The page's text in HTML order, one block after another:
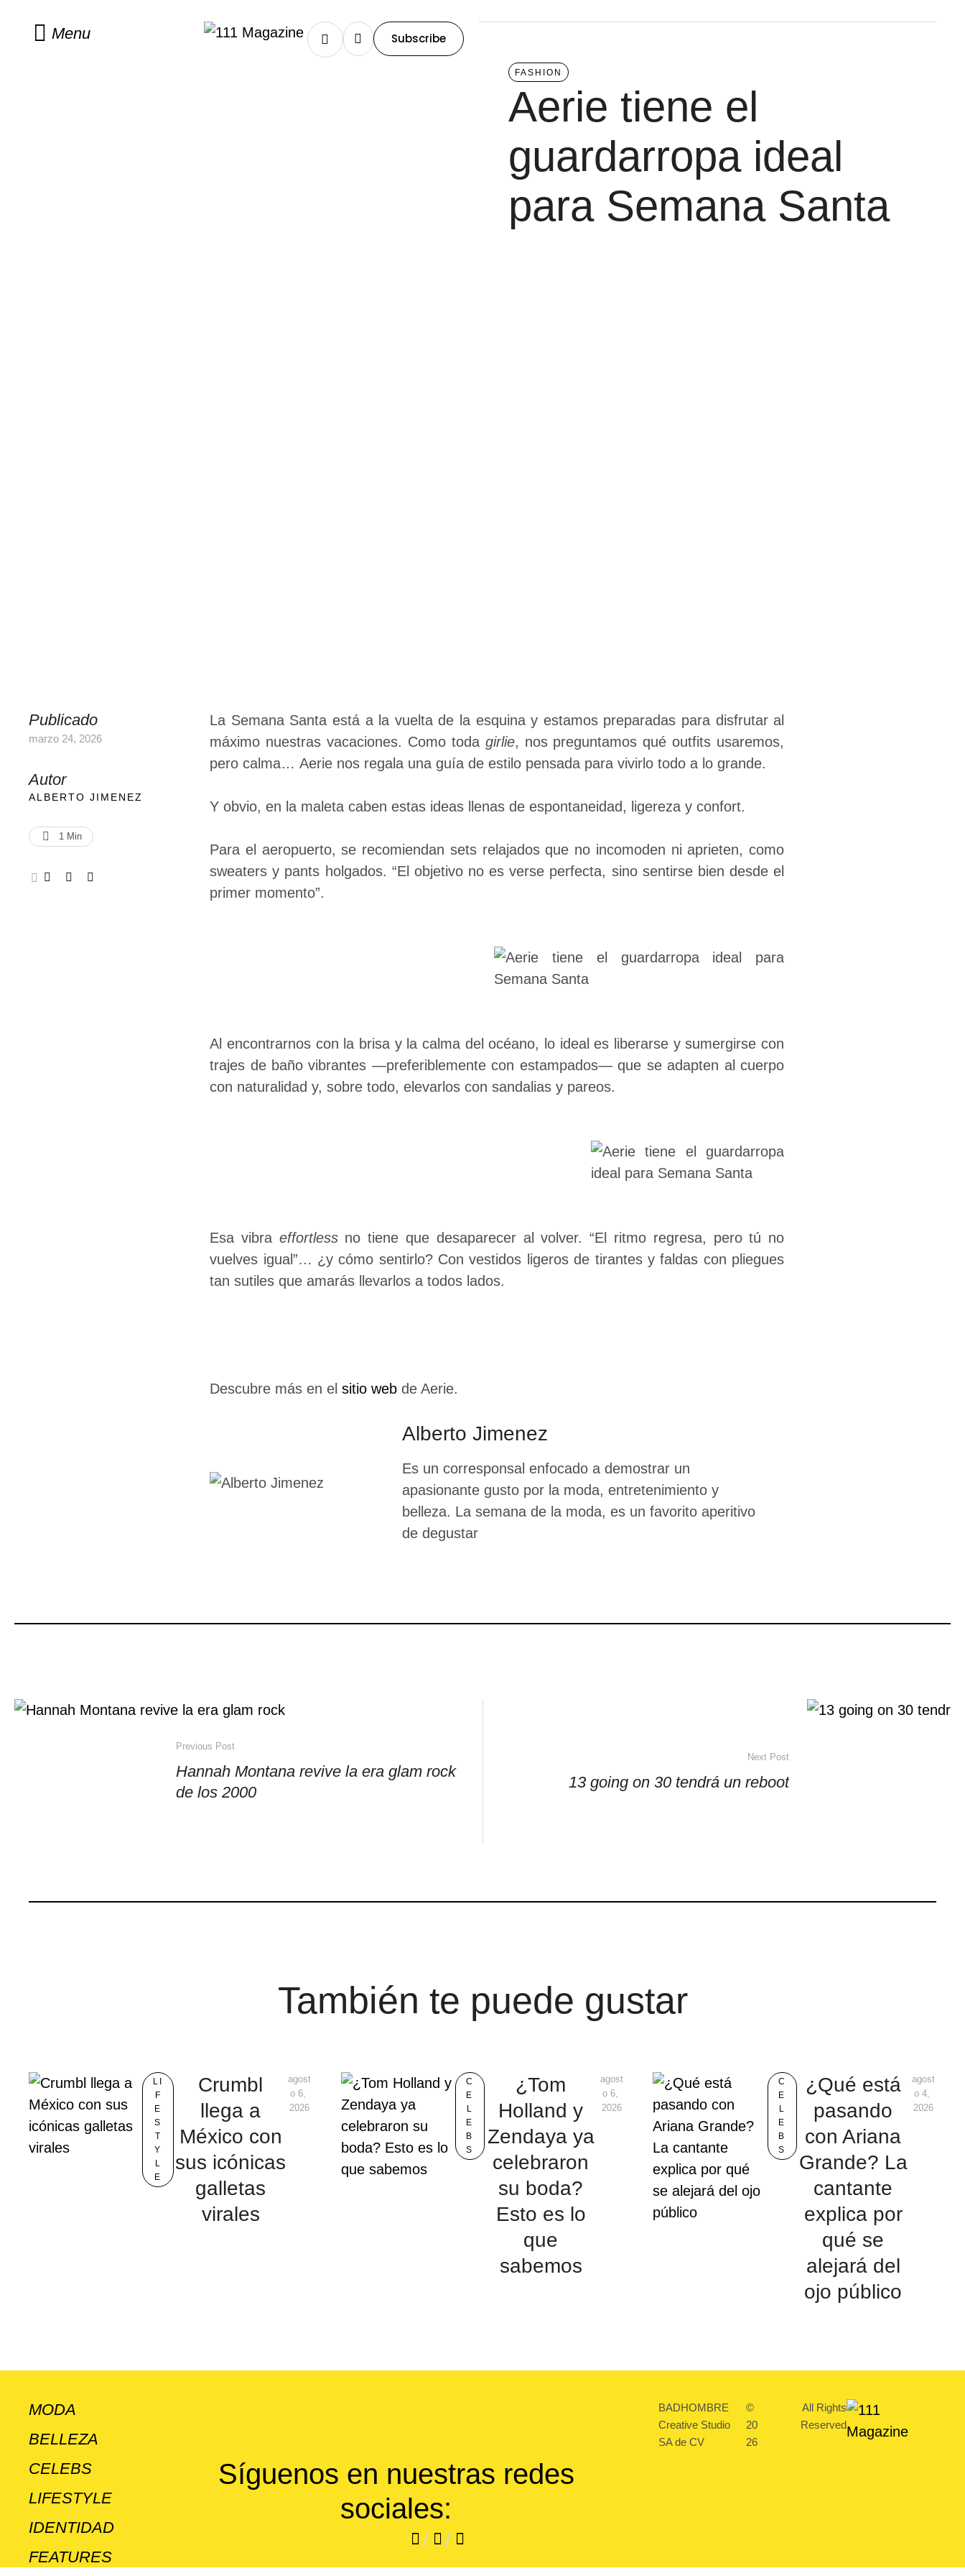
Menu Subscribe
FASHION
Aerie tiene el
guardarropa ideal
para Semana Santa
Publicado
marzo 24, 2026
Autor
ALBERTO JIMENEZ
1 Min
La Semana Santa está a la vuelta de la esquina y estamos preparadas para disfrutar al
máximo nuestras vacaciones. Como toda girlie, nos preguntamos qué outfits usaremos,
pero calma… Aerie nos regala una guía de estilo pensada para vivirlo todo a lo grande.
Y obvio, en la maleta caben estas ideas llenas de espontaneidad, ligereza y confort.
Para el aeropuerto, se recomiendan sets relajados que no incomoden ni aprieten, como
sweaters y pants holgados. “El objetivo no es verse perfecta, sino sentirse bien desde el
primer momento”.
Al encontrarnos con la brisa y la calma del océano, lo ideal es liberarse y sumergirse con
trajes de baño vibrantes —preferiblemente con estampados— que se adapten al cuerpo
con naturalidad y, sobre todo, elevarlos con sandalias y pareos.
Esa vibra effortlessno tiene que desaparecer al volver. “El ritmo regresa, pero tú no
vuelves igual”… ¿y cómo sentirlo? Con vestidos ligeros de tirantes y faldas con pliegues
tan sutiles que amarás llevarlos a todos lados.
Descubre más en el sitio webde Aerie.
Alberto Jimenez
Es un corresponsal enfocado a demostrar un
apasionante gusto por la moda, entretenimiento y
belleza. La semana de la moda, es un favorito aperitivo
de degustar
Previous Post
Hannah Montana revive la era glam rock
de los 2000
Next Post
13 going on 30 tendrá un reboot
También te puede gustar
LI
F
E
S
T
Y
L
E
Crumbl
llega a
México con
sus icónicas
galletas
virales
agost
o 6,
2026
C
E
L
E
B
S
¿Tom
Holland y
Zendaya ya
celebraron
su boda?
Esto es lo
que
sabemos
agost
o 6,
2026
C
E
L
E
B
S
¿Qué está
pasando
con Ariana
Grande? La
cantante
explica por
qué se
alejará del
ojo público
agost
o 4,
2026
MODA
BELLEZA
CELEBS
LIFESTYLE
IDENTIDAD
FEATURES
Síguenos en nuestras redes
sociales:
/ /
BADHOMBRE
Creative Studio
SA de CV
©
20
26
All Rights
Reserved